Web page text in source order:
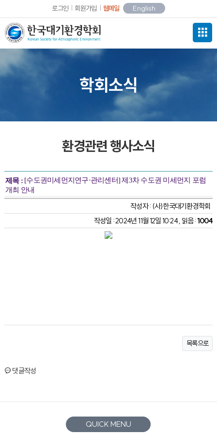
로그인 회원가입 웹메일 English
학회소식
환경관련 행사소식
제목 :[수도권미세먼지연구·관리센터] 제3차 수도권 미세먼지 포럼
개최 안내
작성자 : (사)한국대기환경학회
작성일 : 2024년 11월 12일 10:24 , 읽음 :1004
목록으로
댓글작성
QUICK MENU